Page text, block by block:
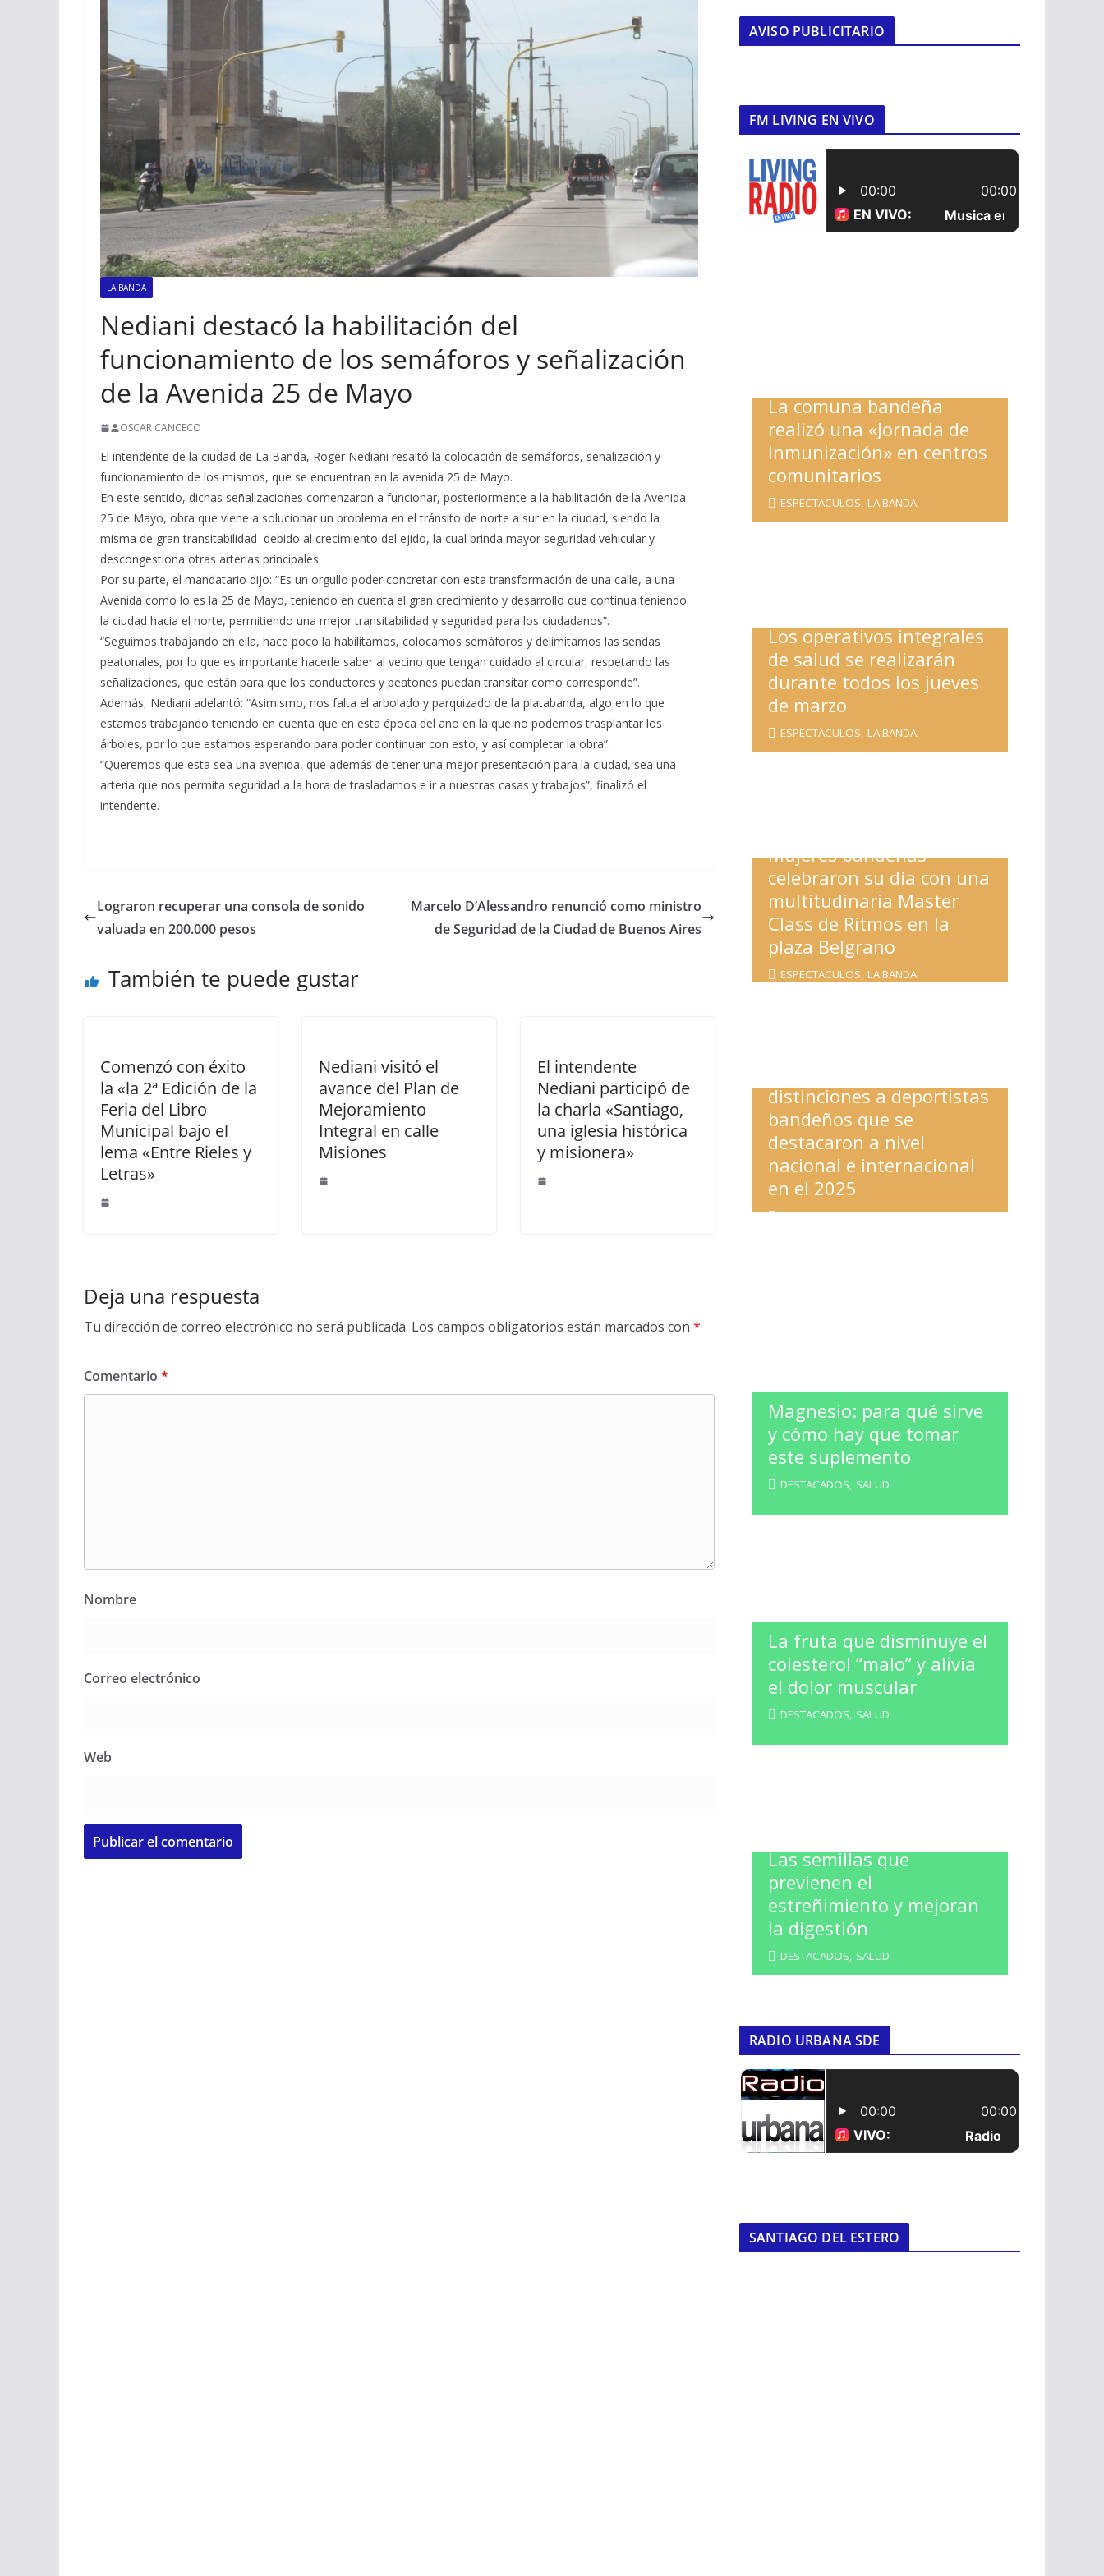
LA BANDA
Nediani destacó la habilitación del
funcionamiento de los semáforos y señalización
de la Avenida 25 de Mayo
OSCAR CANCECO
El intendente de la ciudad de La Banda, Roger Nediani resaltó la colocación de semáforos, señalización y
funcionamiento de los mismos, que se encuentran en la avenida 25 de Mayo.
En este sentido, dichas señalizaciones comenzaron a funcionar, posteriormente a la habilitación de la Avenida
25 de Mayo, obra que viene a solucionar un problema en el tránsito de norte a sur en la ciudad, siendo la
misma de gran transitabilidad debido al crecimiento del ejido, la cual brinda mayor seguridad vehicular y
descongestiona otras arterias principales.
Por su parte, el mandatario dijo: “Es un orgullo poder concretar con esta transformación de una calle, a una
Avenida como lo es la 25 de Mayo, teniendo en cuenta el gran crecimiento y desarrollo que continua teniendo
la ciudad hacia el norte, permitiendo una mejor transitabilidad y seguridad para los ciudadanos”.
“Seguimos trabajando en ella, hace poco la habilitamos, colocamos semáforos y delimitamos las sendas
peatonales, por lo que es importante hacerle saber al vecino que tengan cuidado al circular, respetando las
señalizaciones, que están para que los conductores y peatones puedan transitar como corresponde”.
Además, Nediani adelantó: “Asimismo, nos falta el arbolado y parquizado de la platabanda, algo en lo que
estamos trabajando teniendo en cuenta que en esta época del año en la que no podemos trasplantar los
árboles, por lo que estamos esperando para poder continuar con esto, y así completar la obra”.
“Queremos que esta sea una avenida, que además de tener una mejor presentación para la ciudad, sea una
arteria que nos permita seguridad a la hora de trasladarnos e ir a nuestras casas y trabajos”, finalizó el
intendente.
Lograron recuperar una consola de sonido
valuada en 200.000 pesos
Marcelo D’Alessandro renunció como ministro
de Seguridad de la Ciudad de Buenos Aires
También te puede gustar
Comenzó con éxito
la «la 2ª Edición de la
Feria del Libro
Municipal bajo el
lema «Entre Rieles y
Letras»
Nediani visitó el
avance del Plan de
Mejoramiento
Integral en calle
Misiones
El intendente
Nediani participó de
la charla «Santiago,
una iglesia histórica
y misionera»
Deja una respuesta
Tu dirección de correo electrónico no será publicada. Los campos obligatorios están marcados con *
Comentario *
Nombre
Correo electrónico
Web
AVISO PUBLICITARIO
FM LIVING EN VIVO
La comuna bandeña
realizó una «Jornada de
Inmunización» en centros
comunitarios
ESPECTACULOS, LA BANDA
Los operativos integrales
de salud se realizarán
durante todos los jueves
de marzo
ESPECTACULOS, LA BANDA
Mujeres bandeñas
celebraron su día con una
multitudinaria Master
Class de Ritmos en la
plaza Belgrano
ESPECTACULOS, LA BANDA
distinciones a deportistas
bandeños que se
destacaron a nivel
nacional e internacional
en el 2025
ESPECTACULOS, LA BANDA
Magnesio: para qué sirve
y cómo hay que tomar
este suplemento
DESTACADOS, SALUD
La fruta que disminuye el
colesterol “malo” y alivia
el dolor muscular
DESTACADOS, SALUD
Las semillas que
previenen el
estreñimiento y mejoran
la digestión
DESTACADOS, SALUD
RADIO URBANA SDE
SANTIAGO DEL ESTERO